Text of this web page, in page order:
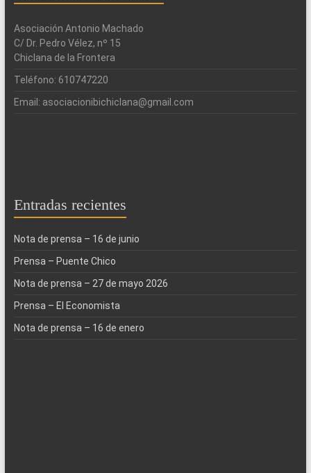
Asociación Antonio Machado
C/ Dr. Pedro Vélez, nº 15
Chiclana de la Frontera
Teléfono: 610747220
Email: asociacionibichiclana@gmail.com
Entradas recientes
Nota de prensa – 16 de junio
Prensa – Puente Chico
Nota de prensa – 27 de mayo 2026
Prensa – El Economista
Nota de prensa – 16 de enero